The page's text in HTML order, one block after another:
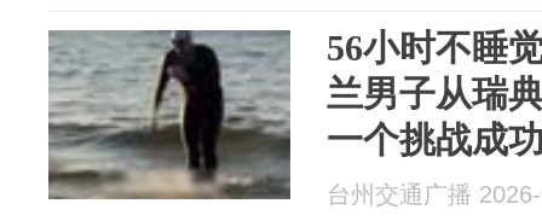
56小时不睡
兰男子从瑞
一个挑战成
台州交通广播